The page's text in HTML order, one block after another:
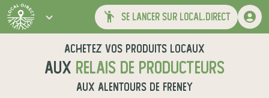
se lancer sur local.direct
Achetez vos produits locaux
aux relais de producteurs
aux alentours de Freney